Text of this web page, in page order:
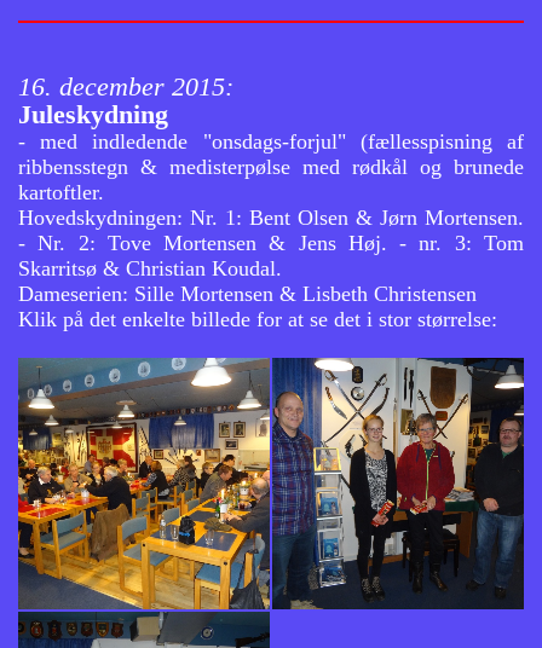
16. december 2015:
Juleskydning
- med indledende "onsdags-forjul" (fællesspisning af
ribbensstegn & medisterpølse med rødkål og brunede
kartoftler.
Hovedskydningen: Nr. 1: Bent Olsen & Jørn Mortensen.
- Nr. 2: Tove Mortensen & Jens Høj. - nr. 3: Tom
Skarritsø & Christian Koudal.
Dameserien: Sille Mortensen & Lisbeth Christensen
Klik på det enkelte billede for at se det i stor størrelse: